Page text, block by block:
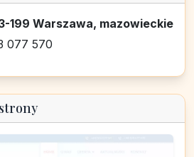
199 Warszawa, mazowieckie
077 570